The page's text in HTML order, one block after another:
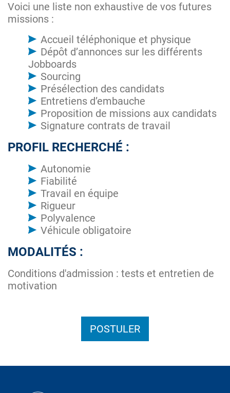
Voici une liste non exhaustive de vos futures
missions :
Accueil téléphonique et physique
Dépôt d’annonces sur les différents
Jobboards
Sourcing
Présélection des candidats
Entretiens d’embauche
Proposition de missions aux candidats
Signature contrats de travail
PROFIL RECHERCHÉ :
Autonomie
Fiabilité
Travail en équipe
Rigueur
Polyvalence
Véhicule obligatoire
MODALITÉS :
Conditions d'admission : tests et entretien de
motivation
POSTULER